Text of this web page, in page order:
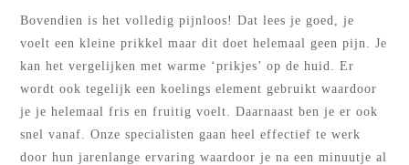
Bovendien is het volledig pijnloos! Dat lees je goed, je
voelt een kleine prikkel maar dit doet helemaal geen pijn. Je
kan het vergelijken met warme ‘prikjes’ op de huid. Er
wordt ook tegelijk een koelings element gebruikt waardoor
je je helemaal fris en fruitig voelt. Daarnaast ben je er ook
snel vanaf. Onze specialisten gaan heel effectief te werk
door hun jarenlange ervaring waardoor je na een minuutje al